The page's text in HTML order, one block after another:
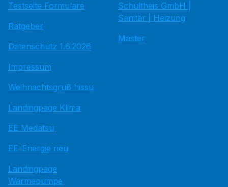
Testseite Formulare
Ratgeber
Datenschutz 1.6.2026
Impressum
Weihnachtsgruß hissu
Landingpage Klima
EE Medatsu
EE-Energie neu
Landingpage
Wärmepumpe
Schultheis GmbH |
Sanitär | Heizung
Master